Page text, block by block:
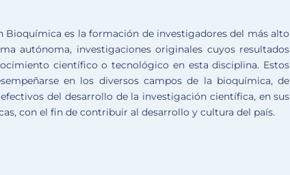
es la formación de investigadores del más alto
autónoma, investigaciones originales cuyos resultados
científico o tecnológico en esta disciplina. Estos
en los diversos campos de la bioquímica, de
del desarrollo de la investigación científica, en sus
con el fin de contribuir al desarrollo y cultura del país.